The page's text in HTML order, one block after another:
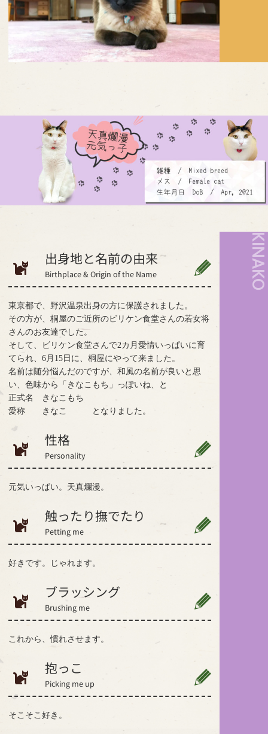
出身地と名前の由来
Birthplace & Origin of the Name
東京都で、野沢温泉出身の方に保護されました。
その方が、桐屋のご近所のビリケン食堂さんの若女将
さんのお友達でした。
そして、ビリケン食堂さんで2カ月愛情いっぱいに育
てられ、6月15日に、桐屋にやって来ました。
名前は随分悩んだのですが、和風の名前が良いと思
い、色味から「きなこもち」っぽいね、と
正式名 きなこもち
愛称 きなこ となりました。
性格
Personality
元気いっぱい。天真爛漫。
触ったり撫でたり
Petting me
好きです。じゃれます。
ブラッシング
Brushing me
これから、慣れさせます。
抱っこ
Picking me up
そこそこ好き。